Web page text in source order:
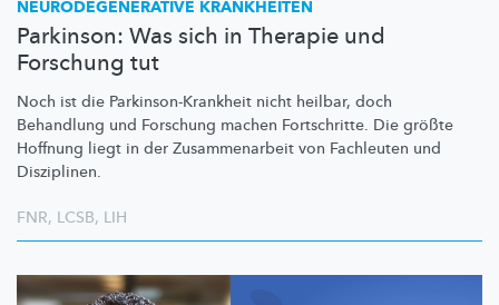
NEURODEGENERATIVE KRANKHEITEN
Parkinson: Was sich in Therapie und
Forschung tut
Noch ist die Parkinson-Krankheit nicht heilbar, doch
Behandlung und Forschung machen Fortschritte. Die größte
Hoffnung liegt in der Zusammenarbeit von Fachleuten und
Disziplinen.
FNR, LCSB, LIH